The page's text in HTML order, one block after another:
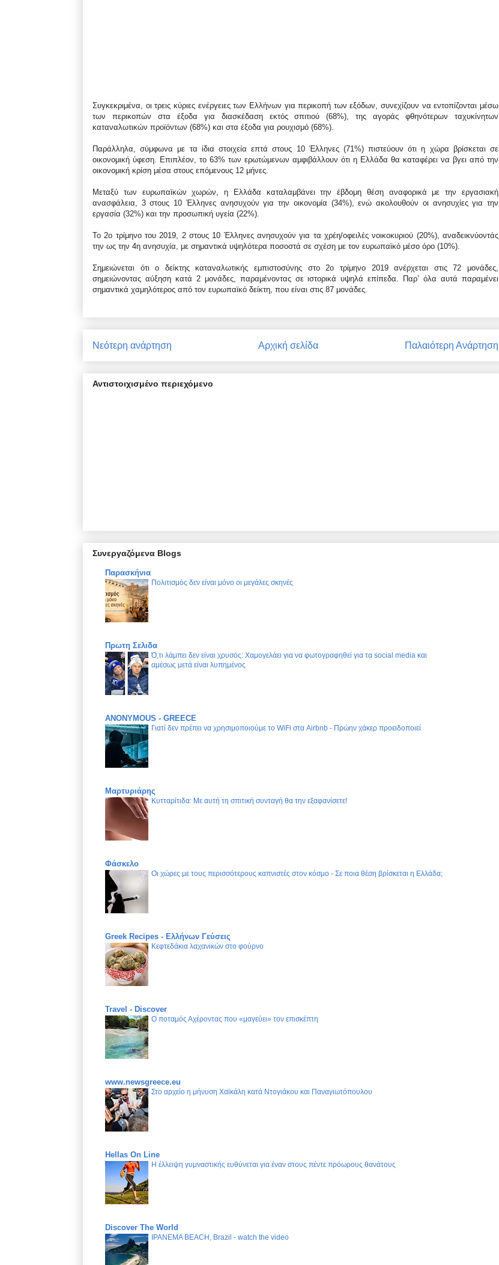
Συγκεκριμένα, οι τρεις κύριες ενέργειες των Ελλήνων για περικοπή των εξόδων, συνεχίζουν να εντοπίζονται μέσω
των περικοπών στα έξοδα για διασκέδαση εκτός σπιτιού (68%), της αγοράς φθηνότερων ταχυκίνητων
καταναλωτικών προϊόντων (68%) και στα έξοδα για ρουχισμό (68%).
Παράλληλα, σύμφωνα με τα ίδια στοιχεία επτά στους 10 Έλληνες (71%) πιστεύουν ότι η χώρα βρίσκεται σε
οικονομική ύφεση. Επιπλέον, το 63% των ερωτώμενων αμφιβάλλουν ότι η Ελλάδα θα καταφέρει να βγει από την
οικονομική κρίση μέσα στους επόμενους 12 μήνες.
Μεταξύ των ευρωπαϊκών χωρών, η Ελλάδα καταλαμβάνει την έβδομη θέση αναφορικά με την εργασιακή
ανασφάλεια, 3 στους 10 Έλληνες ανησυχούν για την οικονομία (34%), ενώ ακολουθούν οι ανησυχίες για την
εργασία (32%) και την προσωπική υγεία (22%).
Το 2ο τρίμηνο του 2019, 2 στους 10 Έλληνες ανησυχούν για τα χρέη/οφειλές νοικοκυριού (20%), αναδεικνύοντάς
την ως την 4η ανησυχία, με σημαντικά υψηλότερα ποσοστά σε σχέση με τον ευρωπαϊκό μέσο όρο (10%).
Σημειώνεται ότι ο δείκτης καταναλωτικής εμπιστοσύνης στο 2ο τρίμηνο 2019 ανέρχεται στις 72 μονάδες,
σημειώνοντας αύξηση κατά 2 μονάδες, παραμένοντας σε ιστορικά υψηλά επίπεδα. Παρ’ όλα αυτά παραμένει
σημαντικά χαμηλότερος από τον ευρωπαϊκό δείκτη, που είναι στις 87 μονάδες.
Νεότερη ανάρτηση Παλαιότερη Ανάρτηση
Αρχική σελίδα
Αντιστοιχισμένο περιεχόμενο
Συνεργαζόμενα Blogs
Παρασκήνια
Πολιτισμός δεν είναι μόνο οι μεγάλες σκηνές
Πρωτη Σελιδα
Ό,τι λάμπει δεν είναι χρυσός: Χαμογελάει για να φωτογραφηθεί για τα social media και
αμέσως μετά είναι λυπημένος
ANONYMOUS - GREECE
Γιατί δεν πρέπει να χρησιμοποιούμε το WiFi στα Airbnb - Πρώην χάκερ προειδοποιεί
Μαρτυριάρης
Κυτταρίτιδα: Με αυτή τη σπιτική συνταγή θα την εξαφανίσετε!
Φάσκελο
Οι χώρες με τους περισσότερους καπνιστές στον κόσμο - Σε ποια θέση βρίσκεται η Ελλάδα;
Greek Recipes - Ελλήνων Γεύσεις
Κεφτεδάκια λαχανικών στο φούρνο
Travel - Discover
Ο ποταμός Αχέροντας που «μαγεύει» τον επισκέπτη
www.newsgreece.eu
Στο αρχείο η μήνυση Χαϊκάλη κατά Ντογιάκου και Παναγιωτόπουλου
Hellas On Line
Η έλλειψη γυμναστικής ευθύνεται για έναν στους πέντε πρόωρους θανάτους
Discover The World
IPANEMA BEACH, Brazil - watch the video